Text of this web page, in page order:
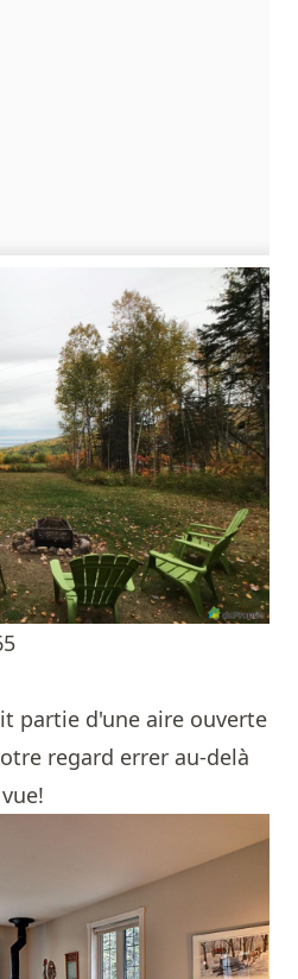
partie d'une aire ouverte
regard errer au-delà